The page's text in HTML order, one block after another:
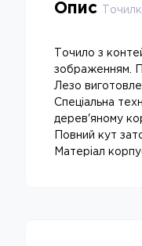
Опис
Точило з
зображенням.
Лезо
Спеціальна
дерев'яному
Повний кут
Матеріал